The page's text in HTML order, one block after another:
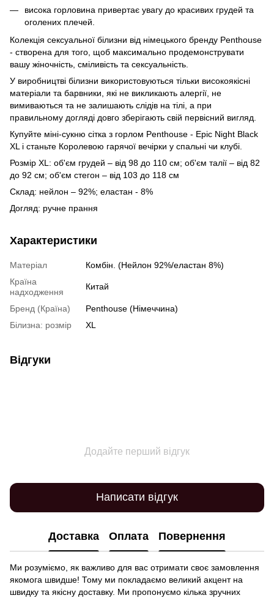
висока горловина привертає увагу до красивих грудей та
оголених плечей.
Колекція сексуальної білизни від німецького бренду Penthouse
- створена для того, щоб максимально продемонструвати
вашу жіночність, сміливість та сексуальність.
У виробництві білизни використовуються тільки високоякісні
матеріали та барвники, які не викликають алергії, не
вимиваються та не залишають слідів на тілі, а при
правильному догляді довго зберігають свій первісний вигляд.
Купуйте міні-сукню сітка з горлом Penthouse - Epic Night Black
XL і станьте Королевою гарячої вечірки у спальні чи клубі.
Розмір XL: об'єм грудей – від 98 до 110 см; об'єм талії – від 82
до 92 см; об'єм стегон – від 103 до 118 см
Склад: нейлон – 92%; еластан - 8%
Догляд: ручне прання
Характеристики
Матеріал
Комбін. (Нейлон 92%/еластан 8%)
Країна
надходження
Китай
Бренд (Країна)
Penthouse (Німеччина)
Білизна: розмір
XL
Відгуки
Додайте перший відгук
Написати відгук
Доставка Оплата Повернення
Ми розуміємо, як важливо для вас отримати своє замовлення
якомога швидше! Тому ми покладаємо великий акцент на
швидку та якісну доставку. Ми пропонуємо кілька зручних